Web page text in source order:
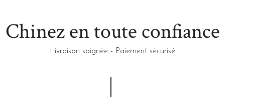
Chinez en toute confiance
Livraison soignée - Paiement sécurisé